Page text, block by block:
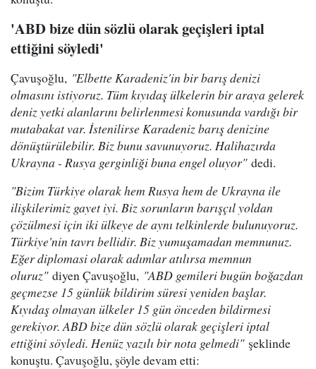
'ABD bize dün sözlü olarak geçişleri iptal
ettiğini söyledi'
Çavuşoğlu, "Elbette Karadeniz'in bir barış denizi
olmasını istiyoruz. Tüm kıyıdaş ülkelerin bir araya gelerek
deniz yetki alanlarını belirlenmesi konusunda vardığı bir
mutabakat var. İstenilirse Karadeniz barış denizine
dönüştürülebilir. Biz bunu savunuyoruz. Halihazırda
Ukrayna - Rusya gerginliği buna engel oluyor"dedi.
"Bizim Türkiye olarak hem Rusya hem de Ukrayna ile
ilişkilerimiz gayet iyi. Biz sorunların barışçıl yoldan
çözülmesi için iki ülkeye de aynı telkinlerde bulunuyoruz.
Türkiye'nin tavrı bellidir. Biz yumuşamadan memnunuz.
Eğer diplomasi olarak adımlar atılırsa memnun
oluruz"diyen Çavuşoğlu, "ABD gemileri bugün boğazdan
geçmezse 15 günlük bildirim süresi yeniden başlar.
Kıyıdaş olmayan ülkeler 15 gün önceden bildirmesi
gerekiyor. ABD bize dün sözlü olarak geçişleri iptal
ettiğini söyledi. Henüz yazılı bir nota gelmedi"şeklinde
konuştu. Çavuşoğlu, şöyle devam etti: